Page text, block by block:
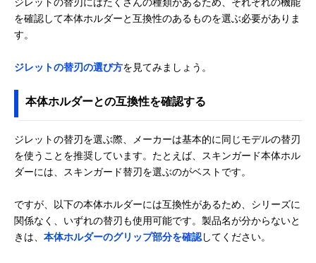
ジレットの替刃にはたくさんの種類があるため、それぞれの機能
を確認して本体ホルダーと互換性のあるものを選ぶ必要がありま
す。
ジレットの替刃の選び方を見てみましょう。
本体ホルダーとの互換性を確認する
ジレットの替刃を選ぶ際、メーカーは基本的に同じモデルの替刃
を使うことを推奨しています。たとえば、スキンガード本体ホル
ダーには、スキンガード替刃を選ぶのがベストです。
ですが、以下の本体ホルダーには互換性があるため、シリーズに
関係なく、いずれの替刃も使用可能です。製品名が分からないと
きは、 本体ホルダーのグリップ部分を確認してください。